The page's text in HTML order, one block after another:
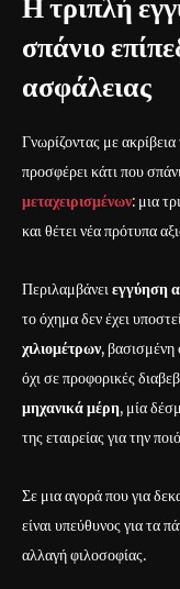
σπάνιο
ασφάλειας
Γνωρίζοντας με
προσφέρει κάτι που
μεταχειρισμένων: μια
και θέτει νέα πρότυπα
Περιλαμβάνειεγγύηση
το όχημα δεν έχει
χιλιομέτρων, βασισμένη
όχι σε προφορικές
μηχανικά μέρη, μία
της εταιρείας για την
Σε μια αγορά που για
είναι υπεύθυνος για τα
αλλαγή φιλοσοφίας.